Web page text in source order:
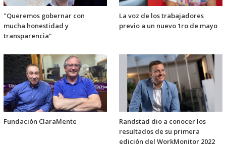
"Queremos gobernar con
mucha honestidad y
transparencia"
La voz de los trabajadores
previo a un nuevo 1ro de mayo
Fundación ClaraMente
Randstad dio a conocer los
resultados de su primera
edición del WorkMonitor 2022